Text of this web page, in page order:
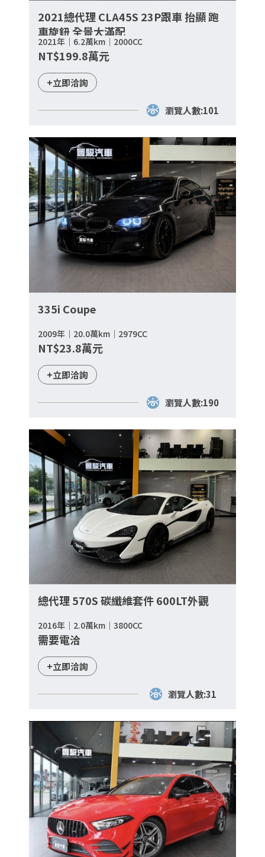
2021總代理 CLA45S 23P跟車 抬顯 跑
車旋鈕 全景大滿配
2021年｜6.2萬km｜2000CC
NT$199.8萬元
+立即洽詢
瀏覽人數:101
335i Coupe
2009年｜20.0萬km｜2979CC
NT$23.8萬元
+立即洽詢
瀏覽人數:190
總代理 570S 碳纖維套件 600LT外觀
2016年｜2.0萬km｜3800CC
需要電洽
+立即洽詢
瀏覽人數:31